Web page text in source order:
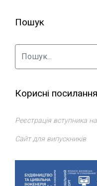
Пошук
Корисні посилання
Реєстрація вступника
Сайт для випускників